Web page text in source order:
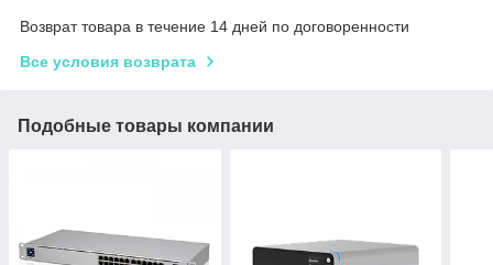
Возврат товара в течение 14 дней по договоренности
Все условия возврата
Подобные товары компании